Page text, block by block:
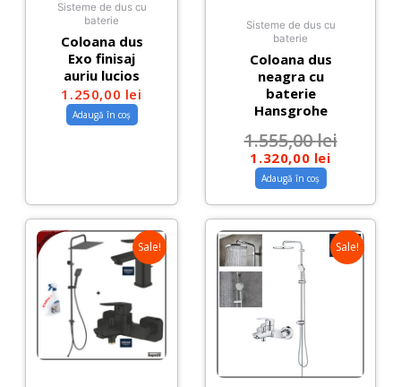
Sisteme de dus cu
baterie
Coloana dus
Exo finisaj
auriu lucios
1.250,00 lei
Adaugă în coș
Sisteme de dus cu
baterie
Coloana dus
neagra cu
baterie
Hansgrohe
1.555,00lei
1.320,00 lei
Adaugă în coș
Sale! Sale!